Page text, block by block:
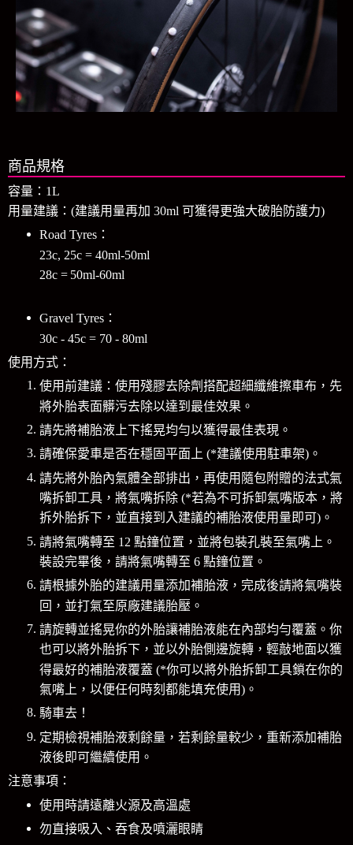
商品規格
容量：1L
用量建議：(建議用量再加 30ml 可獲得更強大破胎防護力)
Road Tyres：
23c, 25c = 40ml-50ml
28c = 50ml-60ml
Gravel Tyres：
30c - 45c = 70 - 80ml
使用方式：
使用前建議：使用殘膠去除劑搭配超細纖維擦車布，先
將外胎表面髒污去除以達到最佳效果。
請先將補胎液上下搖晃均勻以獲得最佳表現。
請確保愛車是否在穩固平面上 (*建議使用駐車架)。
請先將外胎內氣體全部排出，再使用隨包附贈的法式氣
嘴拆卸工具，將氣嘴拆除 (*若為不可拆卸氣嘴版本，將
拆外胎拆下，並直接到入建議的補胎液使用量即可)。
請將氣嘴轉至 12 點鐘位置，並將包裝孔裝至氣嘴上。
裝設完畢後，請將氣嘴轉至 6 點鐘位置。
請根據外胎的建議用量添加補胎液，完成後請將氣嘴裝
回，並打氣至原廠建議胎壓。
請旋轉並搖晃你的外胎讓補胎液能在內部均勻覆蓋。你
也可以將外胎拆下，並以外胎側邊旋轉，輕敲地面以獲
得最好的補胎液覆蓋 (*你可以將外胎拆卸工具鎖在你的
氣嘴上，以便任何時刻都能填充使用)。
騎車去！
定期檢視補胎液剩餘量，若剩餘量較少，重新添加補胎
液後即可繼續使用。
注意事項：
使用時請遠離火源及高溫處
勿直接吸入、吞食及噴灑眼睛